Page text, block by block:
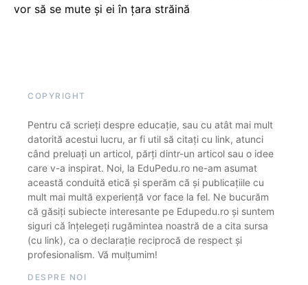
vor să se mute și ei în țara străină
COPYRIGHT
Pentru că scrieți despre educație, sau cu atât mai mult
datorită acestui lucru, ar fi util să citați cu link, atunci
când preluați un articol, părți dintr-un articol sau o idee
care v-a inspirat. Noi, la EduPedu.ro ne-am asumat
această conduită etică și sperăm că și publicațiile cu
mult mai multă experiență vor face la fel. Ne bucurăm
că găsiți subiecte interesante pe Edupedu.ro și suntem
siguri că înțelegeți rugămintea noastră de a cita sursa
(cu link), ca o declarație reciprocă de respect și
profesionalism. Vă mulțumim!
DESPRE NOI